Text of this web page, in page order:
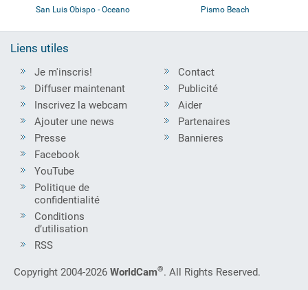
San Luis Obispo - Oceano Pismo Beach
Liens utiles
Je m'inscris!
Diffuser maintenant
Inscrivez la webcam
Ajouter une news
Presse
Contact
Publicité
Aider
Partenaires
Bannieres
Facebook
YouTube
Politique de
confidentialité
Conditions
d’utilisation
RSS
Copyright 2004-2026 WorldCam®. All Rights Reserved.